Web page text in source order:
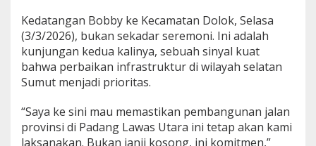
n
P
r
o
v
i
n
i
S
i
Kedatangan Bobby ke Kecamatan Dolok, Selasa
(3/3/2026), bukan sekadar seremoni. Ini adalah
kunjungan kedua kalinya, sebuah sinyal kuat
bahwa perbaikan infrastruktur di wilayah selatan
Sumut menjadi prioritas.
“Saya ke sini mau memastikan pembangunan jalan
provinsi di Padang Lawas Utara ini tetap akan kami
laksanakan. Bukan janji kosong, ini komitmen,”